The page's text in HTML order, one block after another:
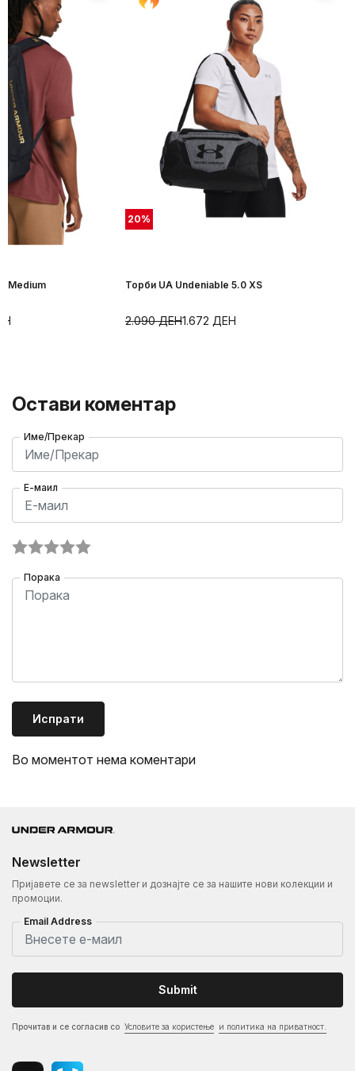
Medium
20%
Торби UA Undeniable 5.0 XS
1.672 ДЕН
2.090ДЕН
Остави коментар
Име/Прекар
Е-маил
Порака
Испрати
Во моментот нема коментари
Newsletter
Пријавете се за newsletter и дознајте се за нашите нови колекции и
промоции.
Email Address
Submit
Прочитав и се согласив со Условите за користење и политика на приватност.